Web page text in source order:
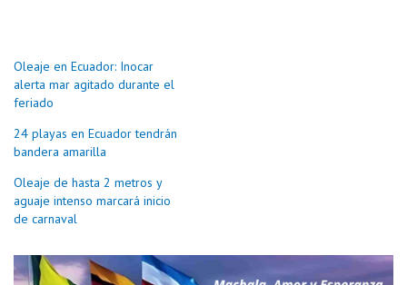
Oleaje en Ecuador: Inocar
alerta mar agitado durante el
feriado
24 playas en Ecuador tendrán
bandera amarilla
Oleaje de hasta 2 metros y
aguaje intenso marcará inicio
de carnaval